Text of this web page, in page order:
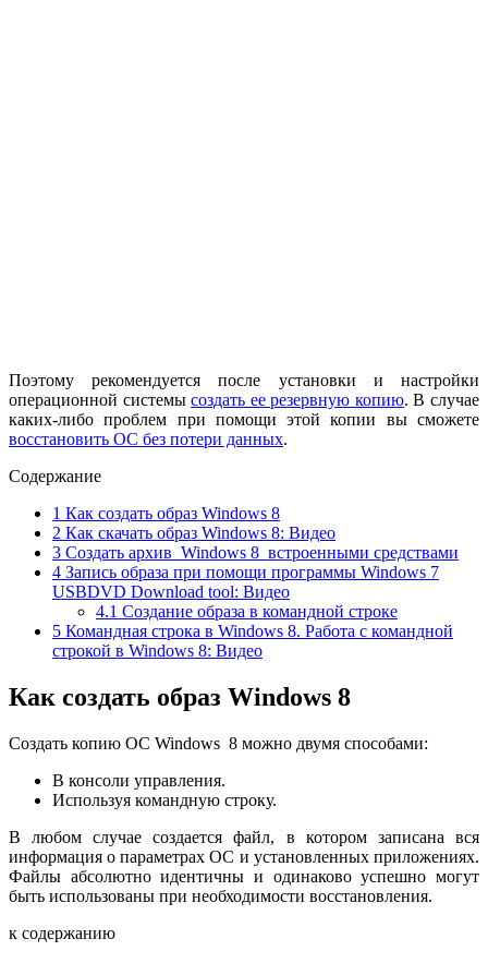
Поэтому рекомендуется после установки и настройки
операционной системысоздать ее резервную копию. В случае
каких-либо проблем при помощи этой копии вы сможете
восстановить ОС без потери данных.
Содержание
1 Как создать образ Windows 8
2 Как скачать образ Windows 8: Видео
3 Создать архив Windows 8 встроенными средствами
4 Запись образа при помощи программы Windows 7
USBDVD Download tool: Видео
4.1 Создание образа в командной строке
5 Командная строка в Windows 8. Работа с командной
строкой в Windows 8: Видео
Как создать образ Windows 8
Создать копию ОС Windows 8 можно двумя способами:
В консоли управления.
Используя командную строку.
В любом случае создается файл, в котором записана вся
информация о параметрах ОС и установленных приложениях.
Файлы абсолютно идентичны и одинаково успешно могут
быть использованы при необходимости восстановления.
к содержанию